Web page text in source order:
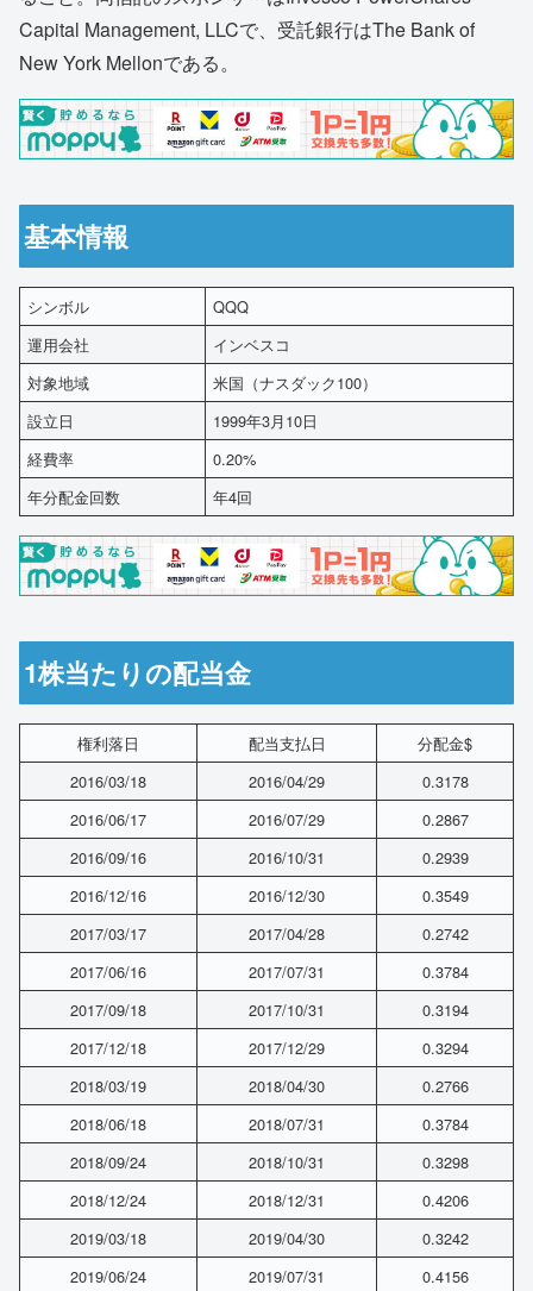
Capital Management, LLCで、受託銀行はThe Bank of
New York Mellonである。
基本情報
シンボル
QQQ
運用会社
インベスコ
対象地域
米国（ナスダック100）
設立日
1999年3月10日
経費率
0.20%
年分配金回数
年4回
1株当たりの配当金
権利落日 配当支払日
分配金$
2016/03/18
2016/04/29
0.3178
2016/06/17
2016/07/29
0.2867
2016/09/16
2016/10/31
0.2939
2016/12/16
2016/12/30
0.3549
2017/03/17
2017/04/28
0.2742
2017/06/16
2017/07/31
0.3784
2017/09/18
2017/10/31
0.3194
2017/12/18
2017/12/29
0.3294
2018/03/19
2018/04/30
0.2766
2018/06/18
2018/07/31
0.3784
2018/09/24
2018/10/31
0.3298
2018/12/24
2018/12/31
0.4206
2019/03/18
2019/04/30
0.3242
2019/06/24
2019/07/31 0.4156